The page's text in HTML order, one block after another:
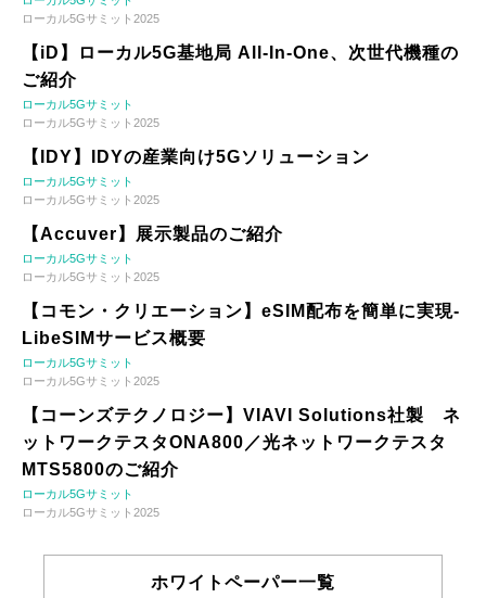
ローカル5Gサミット2025
【iD】ローカル5G基地局 All-In-One、次世代機種の
ご紹介
ローカル5Gサミット
ローカル5Gサミット2025
【IDY】IDYの産業向け5Gソリューション
ローカル5Gサミット
ローカル5Gサミット2025
【Accuver】展示製品のご紹介
ローカル5Gサミット
ローカル5Gサミット2025
【コモン・クリエーション】eSIM配布を簡単に実現-
LibeSIMサービス概要
ローカル5Gサミット
ローカル5Gサミット2025
【コーンズテクノロジー】VIAVI Solutions社製 ネ
ットワークテスタONA800／光ネットワークテスタ
MTS5800のご紹介
ローカル5Gサミット
ローカル5Gサミット2025
ホワイトペーパー一覧